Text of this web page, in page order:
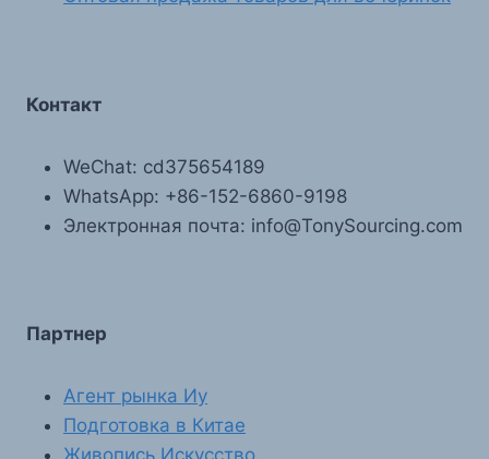
Контакт
WeChat: cd375654189
WhatsApp: +86-152-6860-9198
Электронная почта: info@TonySourcing.com
Партнер
Агент рынка Иу
Подготовка в Китае